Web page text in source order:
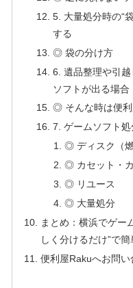
5. 大量処分時の“
する
◎ 袋の分け方
6. 遺品整理や引越
ソフトが出る場合
◎ そんな時は便利
7. ゲームソフト
◎ ディスク（燃
◎ カセット・カ
◎ リユース
◎ 大量処分
まとめ：横浜でゲー
しく分けるだけ”で
便利屋Rakuへお問い